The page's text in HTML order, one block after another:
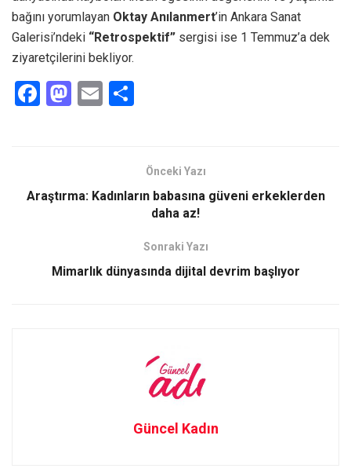
bağını yorumlayan Oktay Anılanmert’in Ankara Sanat
Galerisi’ndeki “Retrospektif” sergisi ise 1 Temmuz’a dek
ziyaretçilerini bekliyor.
F
o
M
d
E
Önceki Yazı
Araştırma: Kadınların babasına güveni erkeklerden
daha az!
Sonraki Yazı
Mimarlık dünyasında dijital devrim başlıyor
Güncel Kadın